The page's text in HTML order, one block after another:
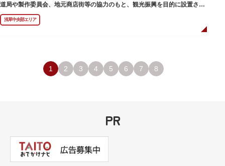
道局や製作委員会、地元商店街等の協力のもと、観光振興を目的に設置され
ました。
描かれているのは、主人公である矢逆一稀、久慈悠、陣内燕太の3人が、か
っぱ橋に封印されていた謎のカッパ型生命体“ケッピ”によって河童の姿に変
浅草中央部エリア
1 2 3 4 5 6 7 8
PR